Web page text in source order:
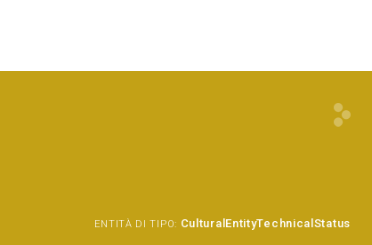
ENTITÀ DI TIPO: CulturalEntityTechnicalStatus